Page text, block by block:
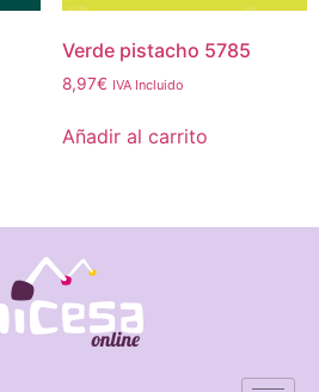
Verde pistacho 5785
8,97€ IVA Incluido
Añadir al carrito